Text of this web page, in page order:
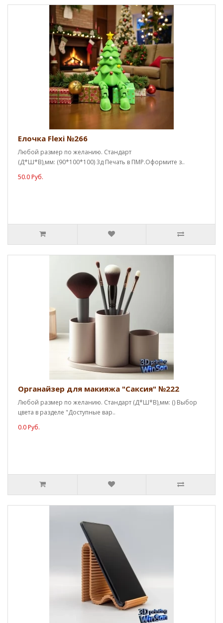
Елочка Flexi №266
Любой размер по желанию. Стандарт
(Д*Ш*В),мм: (90*100*100) 3д Печать в ПМР.Оформите з..
50.0 Руб.
Органайзер для макияжа "Саксия" №222
Любой размер по желанию. Стандарт (Д*Ш*В),мм: () Выбор
цвета в разделе "Доступные вар..
0.0 Руб.